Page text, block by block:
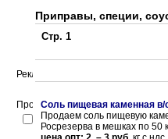
Приправы, специи,
Стр. 1
Соль пищевая каменная в/
Продаем соль пищевую
Росрезерва в мешках по 50